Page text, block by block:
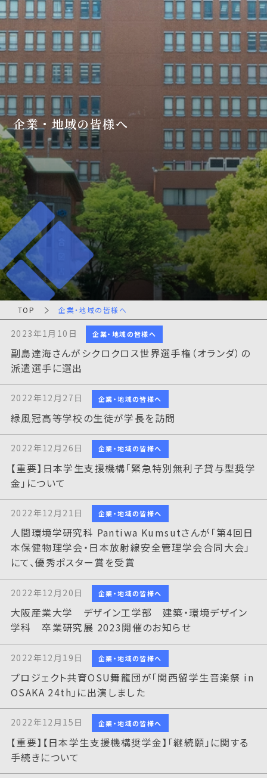
企業・地域の皆様へ
TOP 企業・地域の皆様へ
2023年1月10日 企業・地域の皆様へ
副島達海さんがシクロクロス世界選手権（オランダ）の
派遣選手に選出
2022年12月27日 企業・地域の皆様へ
緑風冠高等学校の生徒が学長を訪問
2022年12月26日 企業・地域の皆様へ
【重要】日本学生支援機構「緊急特別無利子貸与型奨学
金」について
2022年12月21日 企業・地域の皆様へ
人間環境学研究科 Pantiwa Kumsutさんが「第4回日
本保健物理学会・日本放射線安全管理学会合同大会」
にて、優秀ポスター賞を受賞
2022年12月20日 企業・地域の皆様へ
大阪産業大学 デザイン工学部 建築・環境デザイン
学科 卒業研究展 2023開催のお知らせ
2022年12月19日 企業・地域の皆様へ
プロジェクト共育OSU舞龍団が「関西留学生音楽祭 in
OSAKA 24th」に出演しました
2022年12月15日 企業・地域の皆様へ
【重要】【日本学生支援機構奨学金】「継続願」に関する
手続きについて